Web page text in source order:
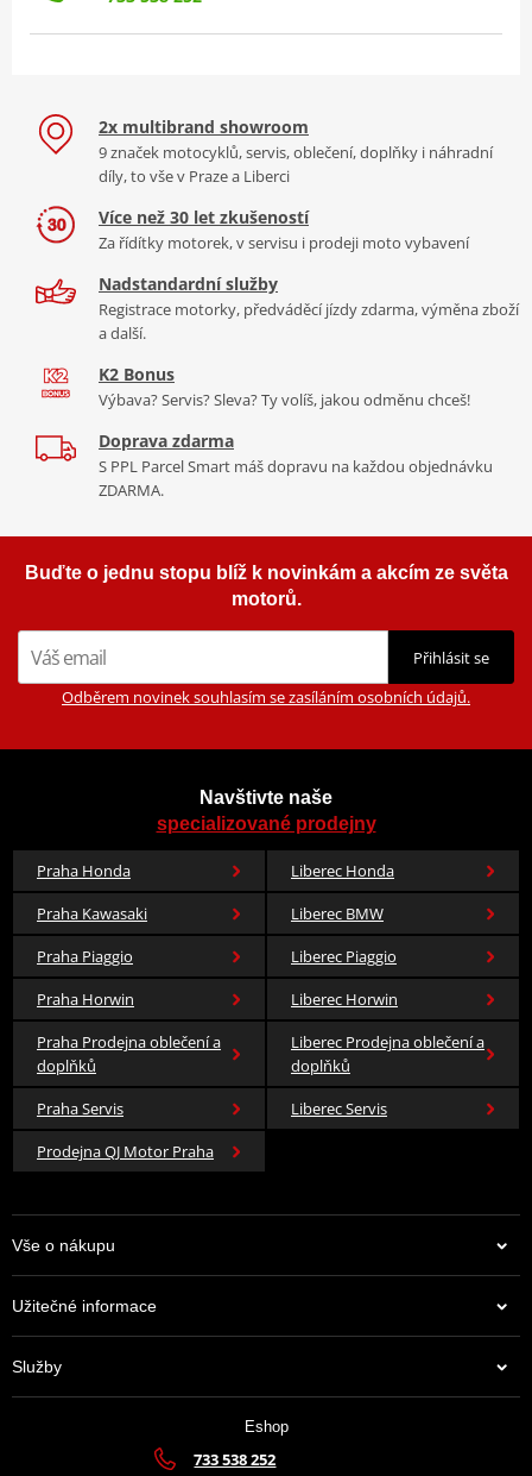
2x multibrand showroom
9 značek motocyklů, servis, oblečení, doplňky i náhradní
díly, to vše v Praze a Liberci
Více než 30 let zkušeností
Za řídítky motorek, v servisu i prodeji moto vybavení
Nadstandardní služby
Registrace motorky, předváděcí jízdy zdarma, výměna zboží
a další.
K2 Bonus
Výbava? Servis? Sleva? Ty volíš, jakou odměnu chceš!
Doprava zdarma
S PPL Parcel Smart máš dopravu na každou objednávku
ZDARMA.
Buďte o jednu stopu blíž k novinkám a akcím ze světa
motorů.
Přihlásit se
Odběrem novinek souhlasím se zasíláním osobních údajů.
Navštivte naše
specializované prodejny
Praha Honda
Liberec Honda
Praha Kawasaki
Liberec BMW
Praha Piaggio
Liberec Piaggio
Praha Horwin
Liberec Horwin
Praha Prodejna oblečení a
doplňků
Liberec Prodejna oblečení a
doplňků
Praha Servis
Liberec Servis
Prodejna QJ Motor Praha
Vše o nákupu
Užitečné informace
Služby
Eshop
733 538 252